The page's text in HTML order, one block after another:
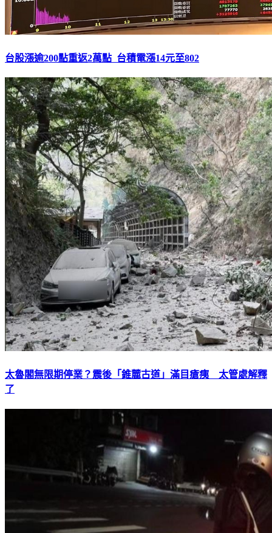
台股漲逾200點重返2萬點 台積電漲14元至802
太魯閣無限期停業？震後「錐麓古道」滿目瘡痍 太管處解釋
了